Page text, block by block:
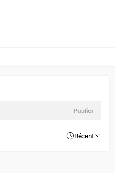
Publier
Récent